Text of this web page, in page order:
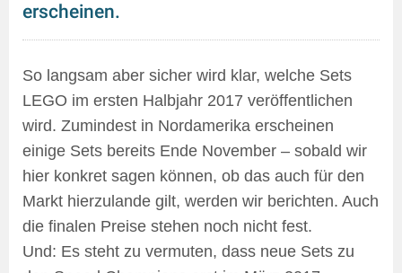
erscheinen.
So langsam aber sicher wird klar, welche Sets
LEGO im ersten Halbjahr 2017 veröffentlichen
wird. Zumindest in Nordamerika erscheinen
einige Sets bereits Ende November – sobald wir
hier konkret sagen können, ob das auch für den
Markt hierzulande gilt, werden wir berichten. Auch
die finalen Preise stehen noch nicht fest.
Und: Es steht zu vermuten, dass neue Sets zu